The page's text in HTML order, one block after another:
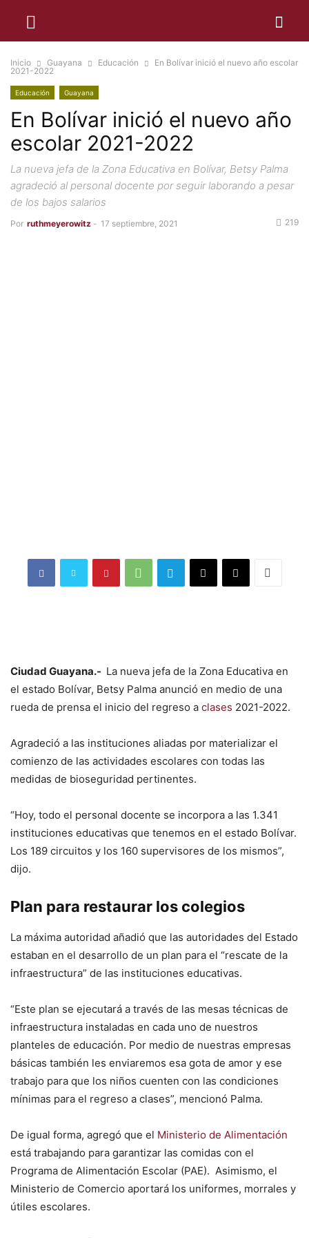
Inicio Guayana Educación
En Bolívar inició el nuevo año escolar
2021-2022
Educación Guayana
En Bolívar inició el nuevo año
escolar 2021-2022
La nueva jefa de la Zona Educativa en Bolívar, Betsy Palma
agradeció al personal docente por seguir laborando a pesar
de los bajos salarios
Por ruthmeyerowitz - 17 septiembre, 2021 219
Ciudad Guayana.- La nueva jefa de la Zona Educativa en
el estado Bolívar, Betsy Palma anunció en medio de una
rueda de prensa el inicio del regreso a clases 2021-2022.
Agradeció a las instituciones aliadas por materializar el
comienzo de las actividades escolares con todas las
medidas de bioseguridad pertinentes.
“Hoy, todo el personal docente se incorpora a las 1.341
instituciones educativas que tenemos en el estado Bolívar.
Los 189 circuitos y los 160 supervisores de los mismos”,
dijo.
Plan para restaurar los colegios
La máxima autoridad añadió que las autoridades del Estado
estaban en el desarrollo de un plan para el “rescate de la
infraestructura” de las instituciones educativas.
“Este plan se ejecutará a través de las mesas técnicas de
infraestructura instaladas en cada uno de nuestros
planteles de educación. Por medio de nuestras empresas
básicas también les enviaremos esa gota de amor y ese
trabajo para que los niños cuenten con las condiciones
mínimas para el regreso a clases”, mencionó Palma.
De igual forma, agregó que el Ministerio de Alimentación
está trabajando para garantizar las comidas con el
Programa de Alimentación Escolar (PAE). Asimismo, el
Ministerio de Comercio aportará los uniformes, morrales y
útiles escolares.